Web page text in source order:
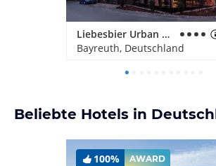
Liebesbier Urban Art & Smart Hotel
Bayreuth, Deutschland
Beliebte Hotels in
100% AWARD